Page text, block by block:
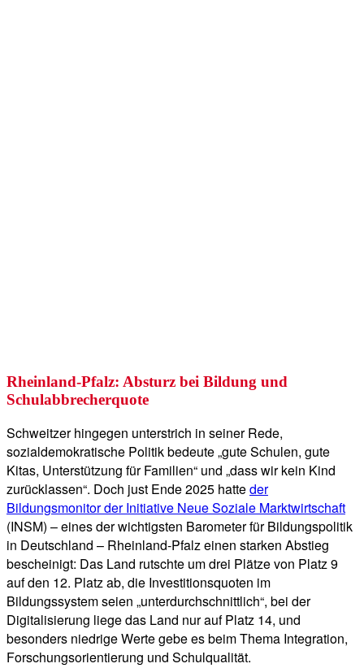
Rheinland-Pfalz: Absturz bei Bildung und
Schulabbrecherquote
Schweitzer hingegen unterstrich in seiner Rede,
sozialdemokratische Politik bedeute „gute Schulen, gute
Kitas, Unterstützung für Familien“ und „dass wir kein Kind
zurücklassen“. Doch just Ende 2025 hatteder
Bildungsmonitor der Initiative Neue Soziale Marktwirtschaft
(INSM) – eines der wichtigsten Barometer für Bildungspolitik
in Deutschland – Rheinland-Pfalz einen starken Abstieg
bescheinigt: Das Land rutschte um drei Plätze von Platz 9
auf den 12. Platz ab, die Investitionsquoten im
Bildungssystem seien „unterdurchschnittlich“, bei der
Digitalisierung liege das Land nur auf Platz 14, und
besonders niedrige Werte gebe es beim Thema Integration,
Forschungsorientierung und Schulqualität.